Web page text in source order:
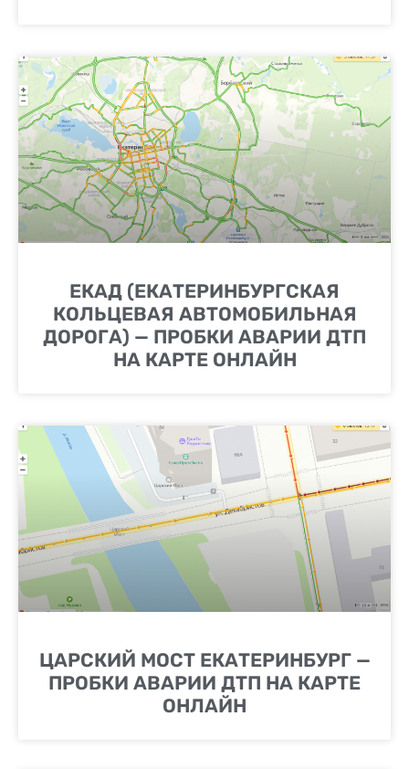
ЕКАД (ЕКАТЕРИНБУРГСКАЯ
КОЛЬЦЕВАЯ АВТОМОБИЛЬНАЯ
ДОРОГА) — ПРОБКИ АВАРИИ ДТП
НА КАРТЕ ОНЛАЙН
ЦАРСКИЙ МОСТ ЕКАТЕРИНБУРГ —
ПРОБКИ АВАРИИ ДТП НА КАРТЕ
ОНЛАЙН